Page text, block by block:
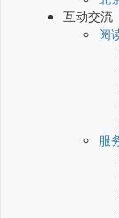
互动交流
阅
服